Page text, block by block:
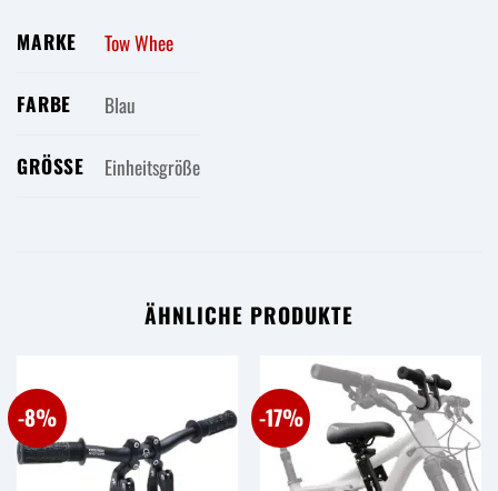
MARKE Tow Whee
FARBE Blau
GRÖSSE Einheitsgröße
ÄHNLICHE PRODUKTE
-8% -17%